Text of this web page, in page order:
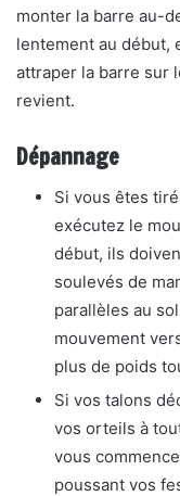
monter la barre au-
lentement au début,
attraper la barre sur
revient.
Dépannage
Si vous êtes
exécutez le
début, ils
soulevés de
parallèles au
mouvement
plus de poids
Si vos talons
vos orteils à
vous
poussant vos